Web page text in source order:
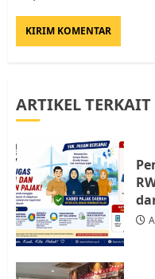
ARTIKEL TERKAIT
4